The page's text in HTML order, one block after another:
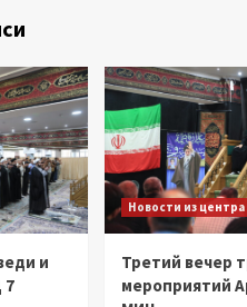
и
7
Новости из центра
Третий вечер
мероприятий